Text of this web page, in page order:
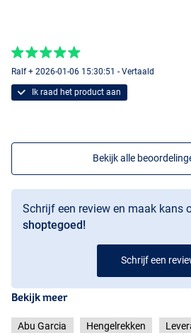
Ralf + 2026-01-06 15:30:51 - Vertaald
Ik raad het product aan
Bekijk alle
Schrijf een review en maak kans
shoptegoed!
Schrijf een
Bekijk meer
Abu Garcia Hengelrekken